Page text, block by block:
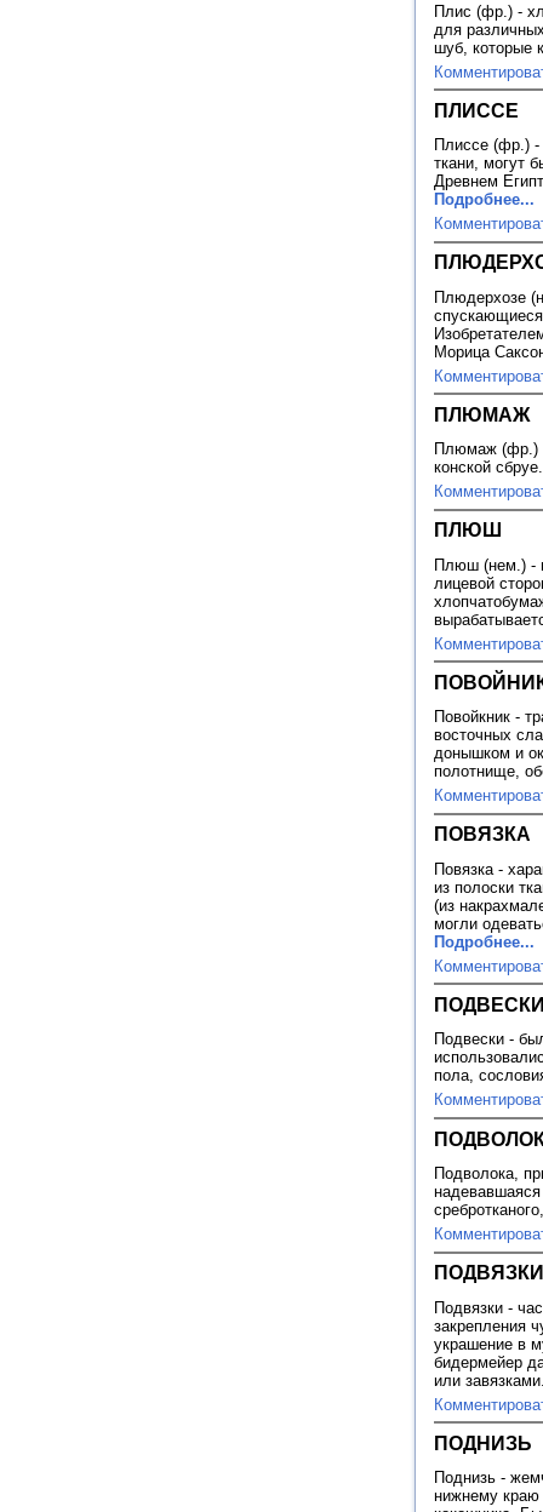
Плис (фр.) -
для
шуб, которые
ПЛИССЕ
Плиссе (фр.) -
ткани, могут
Древнем
Подробнее...
Плюдерхозе
Морица
ПЛЮМАЖ
Плюмаж (фр.) -
конской
ПЛЮШ
Плюш (нем.) -
лицевой
Повойкник -
восточных
донышком и
полотнище,
ПОВЯЗКА
Повязка -
из полоски
(из
могли
Подробнее...
Подвески -
пола,
Подволока,
ПОДВЯЗКИ
Подвязки -
закрепления
украшение в
бидермейер
или
ПОДНИЗЬ
Поднизь -
нижнему краю